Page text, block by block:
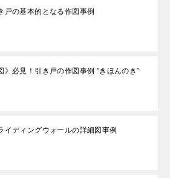
戸の基本的となる作図事例
》必見！引き戸の作図事例 ”きほんのき”
イディングウォールの詳細図事例